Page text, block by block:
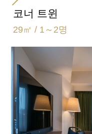
트윈
욕실 유형
세미 세퍼레이트(욕실
코너 트윈
29㎡ / 1～2명